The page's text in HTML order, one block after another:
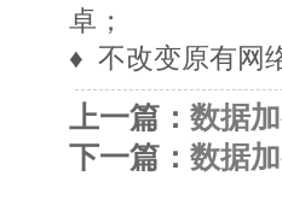
卓；
♦ 不改变原有网
上一篇： 数据
下一篇： 数据